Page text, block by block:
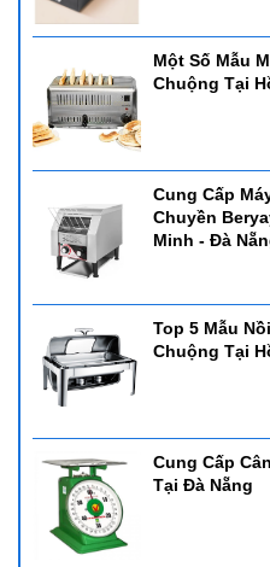
Một Số Mẫu
Chuộng Tại
Cung Cấp
Chuyền
Minh - Đà
Top 5 Mẫu
Chuộng Tại
Cung Cấp
Tại Đà Nẵng